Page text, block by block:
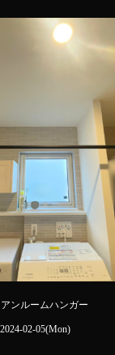
ンルームハンガー
2024-02-05(Mon)